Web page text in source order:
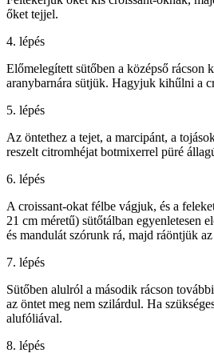
őket tejjel.
4. lépés
Előmelegített sütőben a középső rácson
aranybarnára sütjük. Hagyjuk kihűlni a
5. lépés
Az öntethez a tejet, a marcipánt, a
reszelt citromhéjat botmixerrel püré
6. lépés
A croissant-okat félbe vágjuk, és a
21 cm méretű) sütőtálban egyenletesen
és mandulát szórunk rá, majd ráöntjük
7. lépés
Sütőben alulról a második rácson
az öntet meg nem szilárdul. Ha
alufóliával.
8. lépés